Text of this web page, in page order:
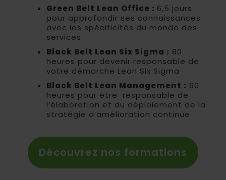
Green Belt Lean Office : 6,5 jours
pour approfondir ses connaissances
avec les spécificités du monde des
services
Black Belt Lean Six Sigma : 80
heures pour devenir responsable de
votre démarche Lean Six Sigma
Black Belt Lean Management : 60
heures pour être responsable de
l’élaboration et du déploiement de la
stratégie d’amélioration continue
Découvrez nos formations